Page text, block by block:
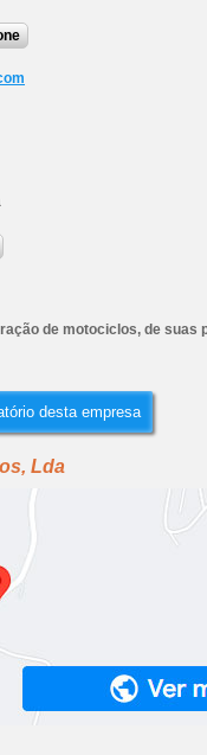
de motociclos, de suas
desta empresa
Lda